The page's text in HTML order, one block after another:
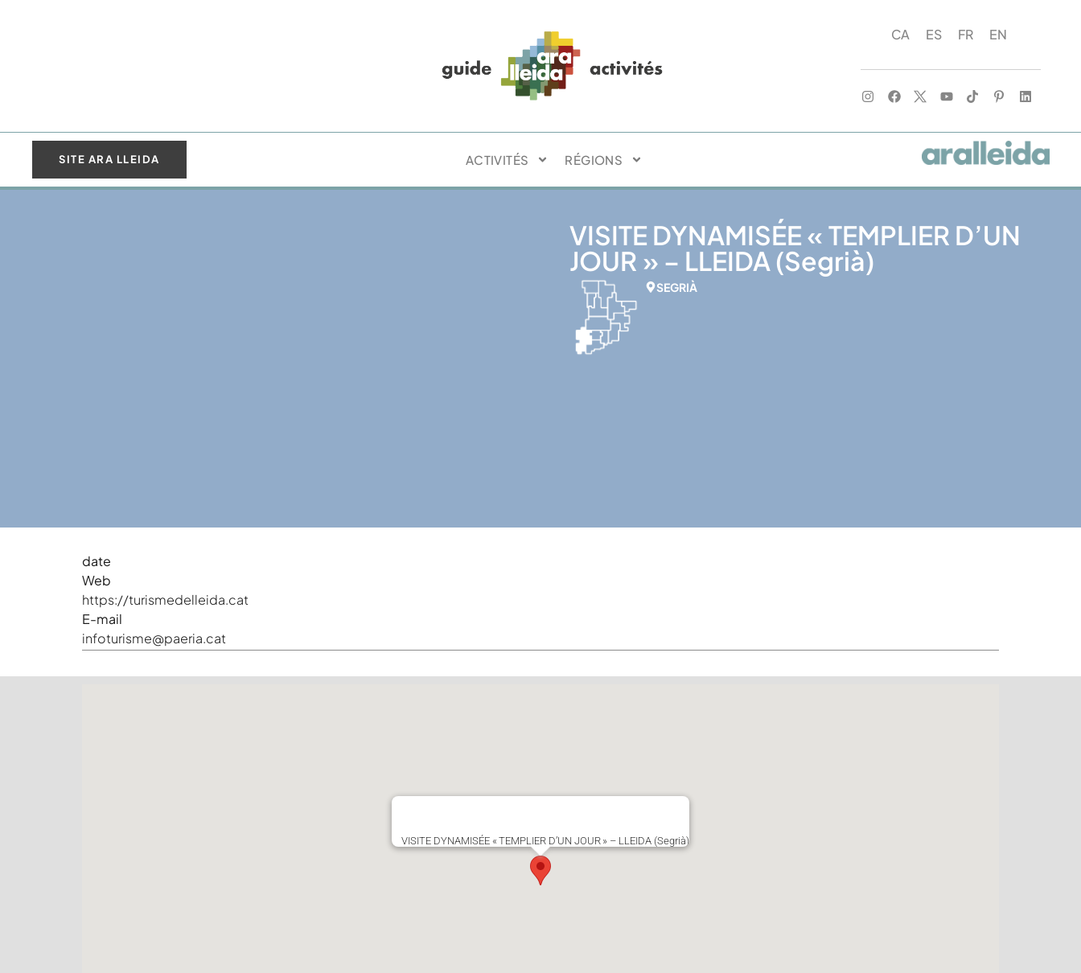
CA ES FR EN
SITE ARA LLEIDA ACTIVITÉS RÉGIONS
VISITE DYNAMISÉE « TEMPLIER D’UN
JOUR » – LLEIDA (Segrià)
SEGRIÀ
date
Web
https://turismedelleida.cat
E-mail
infoturisme@paeria.cat
VISITE DYNAMISÉE « TEMPLIER D’UN JOUR » – LLEIDA (Segrià)